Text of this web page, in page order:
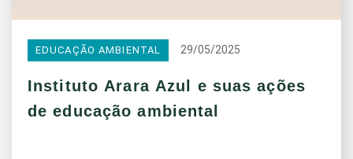
EDUCAÇÃO AMBIENTAL 29/05/2025
Instituto Arara Azul e suas ações
de educação ambiental